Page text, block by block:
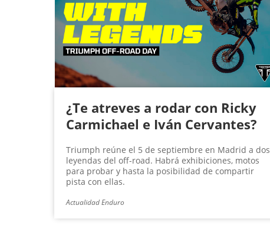
¿Te atreves a rodar con Ricky
Carmichael e Iván Cervantes?
Triumph reúne el 5 de septiembre en Madrid a dos
leyendas del off-road. Habrá exhibiciones, motos
para probar y hasta la posibilidad de compartir
pista con ellas.
Actualidad Enduro